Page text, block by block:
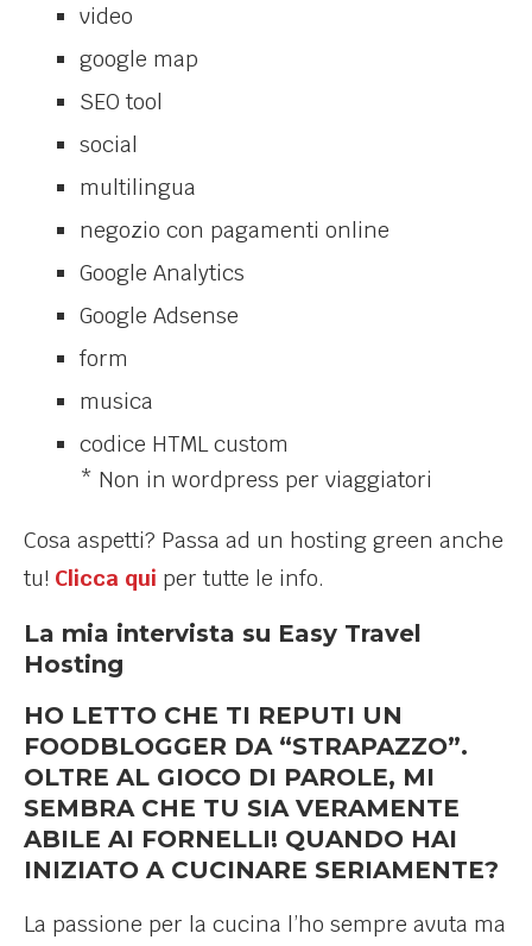
video
google map
SEO tool
social
multilingua
negozio con pagamenti online
Google Analytics
Google Adsense
form
musica
codice HTML custom
* Non in wordpress per viaggiatori
Cosa aspetti? Passa ad un hosting green anche
tu! Clicca qui per tutte le info.
La mia intervista su Easy Travel
Hosting
HO LETTO CHE TI REPUTI UN
FOODBLOGGER DA “STRAPAZZO”.
OLTRE AL GIOCO DI PAROLE, MI
SEMBRA CHE TU SIA VERAMENTE
ABILE AI FORNELLI! QUANDO HAI
INIZIATO A CUCINARE SERIAMENTE?
La passione per la cucina l’ho sempre avuta ma